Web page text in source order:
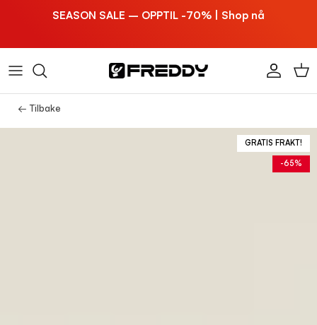
SEASON SALE – OPPTIL -70% | Shop nå
Konto
← Tilbake
GRATIS FRAKT!
-65%